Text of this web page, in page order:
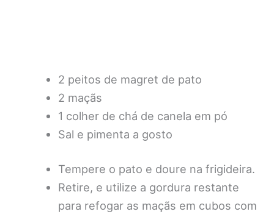
2 peitos de magret de pato
2 maçãs
1 colher de chá de canela em pó
Sal e pimenta a gosto
Tempere o pato e doure na frigideira.
Retire, e utilize a gordura restante
para refogar as maçãs em cubos com